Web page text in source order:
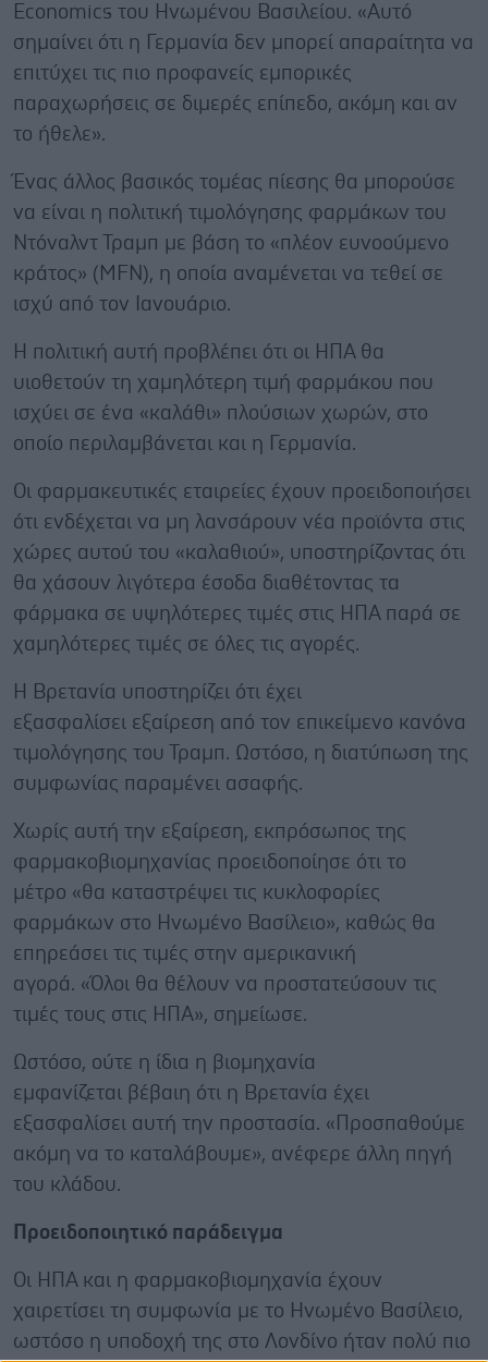
Economics του Ηνωμένου Βασιλείου. «Αυτό
σημαίνει ότι η Γερμανία δεν μπορεί απαραίτητα να
επιτύχει τις πιο προφανείς εμπορικές
παραχωρήσεις σε διμερές επίπεδο, ακόμη και αν
το ήθελε».
Ένας άλλος βασικός τομέας πίεσης θα μπορούσε
να είναι η πολιτική τιμολόγησης φαρμάκων του
Ντόναλντ Τραμπ με βάση το «πλέον ευνοούμενο
κράτος» (MFN), η οποία αναμένεται να τεθεί σε
ισχύ από τον Ιανουάριο.
Η πολιτική αυτή προβλέπει ότι οι ΗΠΑ θα
υιοθετούν τη χαμηλότερη τιμή φαρμάκου που
ισχύει σε ένα «καλάθι» πλούσιων χωρών, στο
οποίο περιλαμβάνεται και η Γερμανία.
Οι φαρμακευτικές εταιρείες έχουν προειδοποιήσει
ότι ενδέχεται να μη λανσάρουν νέα προϊόντα στις
χώρες αυτού του «καλαθιού», υποστηρίζοντας ότι
θα χάσουν λιγότερα έσοδα διαθέτοντας τα
φάρμακα σε υψηλότερες τιμές στις ΗΠΑ παρά σε
χαμηλότερες τιμές σε όλες τις αγορές.
Η Βρετανία υποστηρίζει ότι έχει
εξασφαλίσει εξαίρεση από τον επικείμενο κανόνα
τιμολόγησης του Τραμπ. Ωστόσο, η διατύπωση της
συμφωνίας παραμένει ασαφής.
Χωρίς αυτή την εξαίρεση, εκπρόσωπος της
φαρμακοβιομηχανίας προειδοποίησε ότι το
μέτρο «θα καταστρέψει τις κυκλοφορίες
φαρμάκων στο Ηνωμένο Βασίλειο», καθώς θα
επηρεάσει τις τιμές στην αμερικανική
αγορά. «Όλοι θα θέλουν να προστατεύσουν τις
τιμές τους στις ΗΠΑ», σημείωσε.
Ωστόσο, ούτε η ίδια η βιομηχανία
εμφανίζεται βέβαιη ότι η Βρετανία έχει
εξασφαλίσει αυτή την προστασία. «Προσπαθούμε
ακόμη να το καταλάβουμε», ανέφερε άλλη πηγή
του κλάδου.
Προειδοποιητικό παράδειγμα
Οι ΗΠΑ και η φαρμακοβιομηχανία έχουν
χαιρετίσει τη συμφωνία με το Ηνωμένο Βασίλειο,
ωστόσο η υποδοχή της στο Λονδίνο ήταν πολύ πιο